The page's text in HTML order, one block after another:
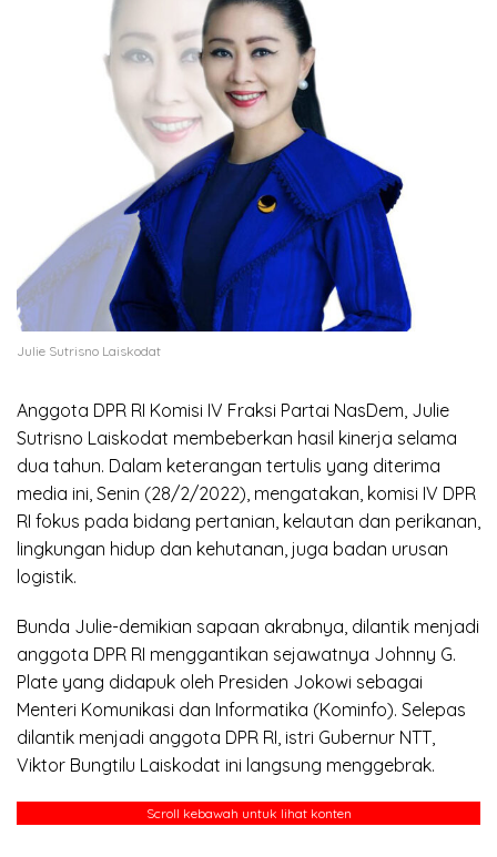
Julie Sutrisno Laiskodat
Anggota DPR RI Komisi IV Fraksi Partai NasDem, Julie
Sutrisno Laiskodat membeberkan hasil kinerja selama
dua tahun. Dalam keterangan tertulis yang diterima
media ini, Senin (28/2/2022), mengatakan, komisi IV DPR
RI fokus pada bidang pertanian, kelautan dan perikanan,
lingkungan hidup dan kehutanan, juga badan urusan
logistik.
Bunda Julie-demikian sapaan akrabnya, dilantik menjadi
anggota DPR RI menggantikan sejawatnya Johnny G.
Plate yang didapuk oleh Presiden Jokowi sebagai
Menteri Komunikasi dan Informatika (Kominfo). Selepas
dilantik menjadi anggota DPR RI, istri Gubernur NTT,
Viktor Bungtilu Laiskodat ini langsung menggebrak.
Scroll kebawah untuk lihat konten